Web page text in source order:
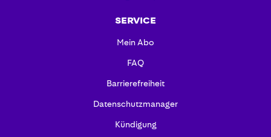
SERVICE
Mein Abo
FAQ
Barrierefreiheit
Datenschutzmanager
Kündigung